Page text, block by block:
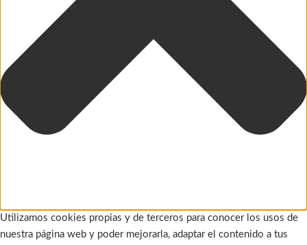
Utilizamos cookies propias y de terceros para conocer los usos de
nuestra página web y poder mejorarla, adaptar el contenido a tus